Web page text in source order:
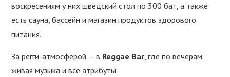
воскресениям у них шведский стол по 300 бат, а также
есть сауна, бассейн и магазин продуктов здорового
питания.
За регги-атмосферой — в Reggae Bar, где по вечерам
живая музыка и все атрибуты.